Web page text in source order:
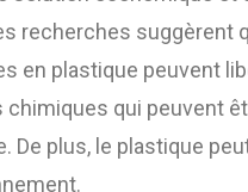
recherches suggèrent
en plastique peuvent
chimiques qui peuvent
De plus, le plastique